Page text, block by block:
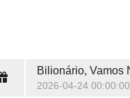
2026-04-24 00:00:00